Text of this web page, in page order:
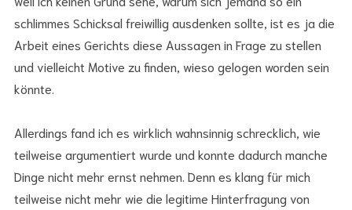
schlimmes Schicksal freiwillig ausdenken sollte, ist es ja die
Arbeit eines Gerichts diese Aussagen in Frage zu stellen
und vielleicht Motive zu finden, wieso gelogen worden sein
könnte.
Allerdings fand ich es wirklich wahnsinnig schrecklich, wie
teilweise argumentiert wurde und konnte dadurch manche
Dinge nicht mehr ernst nehmen. Denn es klang für mich
teilweise nicht mehr wie die legitime Hinterfragung von